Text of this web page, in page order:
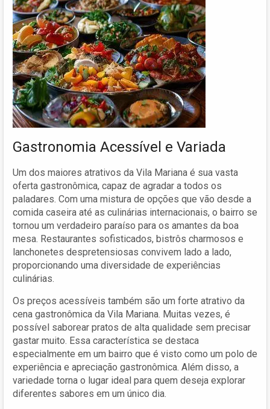
Gastronomia Acessível e Variada
Um dos maiores atrativos da Vila Mariana é sua vasta
oferta gastronômica, capaz de agradar a todos os
paladares. Com uma mistura de opções que vão desde a
comida caseira até as culinárias internacionais, o bairro se
tornou um verdadeiro paraíso para os amantes da boa
mesa. Restaurantes sofisticados, bistrôs charmosos e
lanchonetes despretensiosas convivem lado a lado,
proporcionando uma diversidade de experiências
culinárias.
Os preços acessíveis também são um forte atrativo da
cena gastronômica da Vila Mariana. Muitas vezes, é
possível saborear pratos de alta qualidade sem precisar
gastar muito. Essa característica se destaca
especialmente em um bairro que é visto como um polo de
experiência e apreciação gastronômica. Além disso, a
variedade torna o lugar ideal para quem deseja explorar
diferentes sabores em um único dia.